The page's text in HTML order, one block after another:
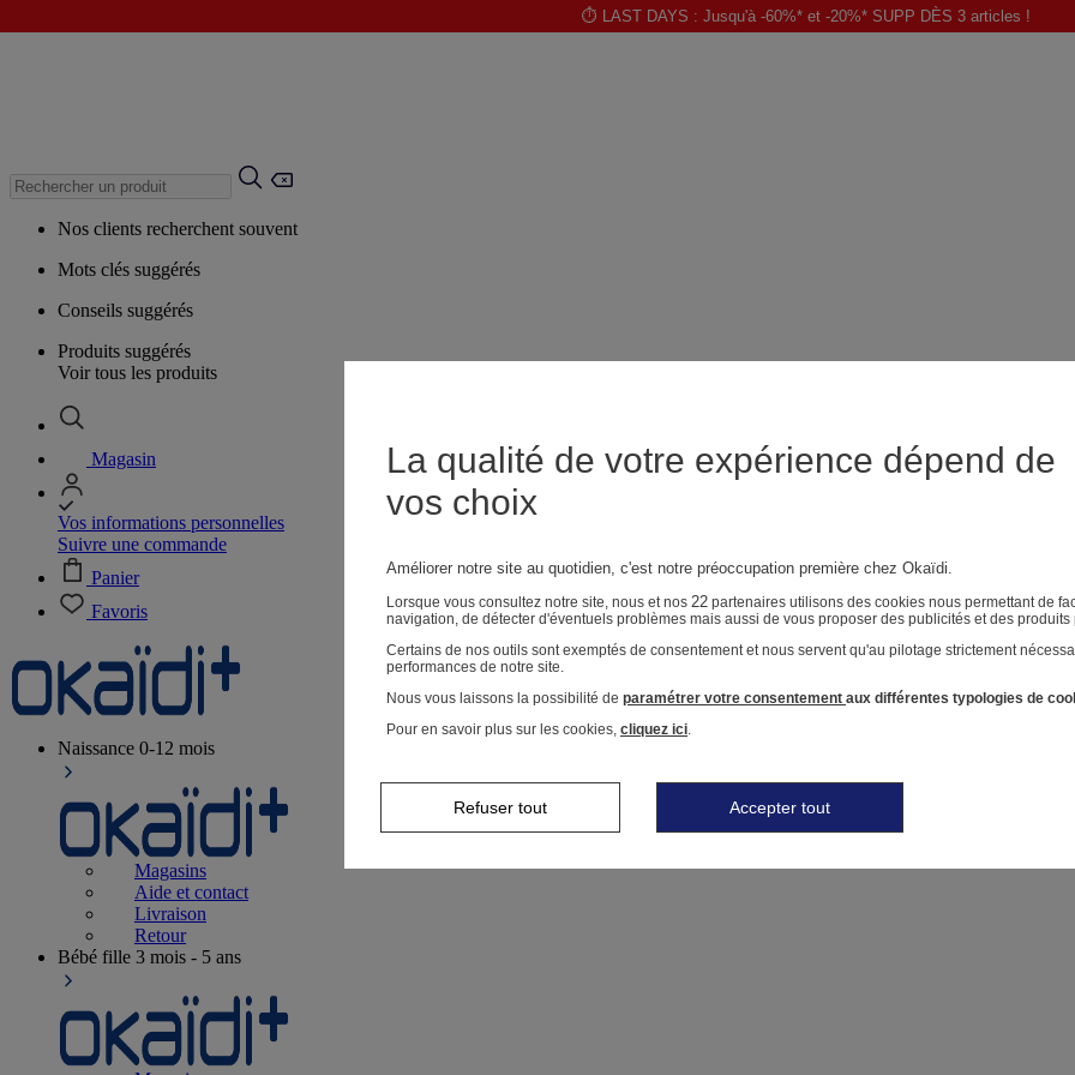
⏱️ LAST DAYS : Jusqu'à -60%* et -20%* SUPP DÈS 3 articles !
Nos clients recherchent souvent
Mots clés suggérés
Conseils suggérés
Produits suggérés
Voir tous les produits
Magasin
Vos informations personnelles
Suivre une commande
Panier
Favoris
Naissance 0-12 mois
Magasins
Aide et contact
Livraison
Retour
Bébé fille 3 mois - 5 ans
La qualité de votre expérience dépend de
vos choix
Améliorer notre site au quotidien, c'est notre préoccupation première chez Okaïdi.
Lorsque vous consultez notre site, nous et nos 22 partenaires utilisons des cookies nous permettant de
navigation, de détecter d'éventuels problèmes mais aussi de vous proposer des publicités et des
Certains de nos outils sont exemptés de consentement et nous servent qu'au pilotage strictement
performances de notre site.
Nous vous laissons la possibilité de paramétrer votre consentement aux différentes typologies de
Pour en savoir plus sur les cookies, cliquez ici.
Refuser tout Accepter tout